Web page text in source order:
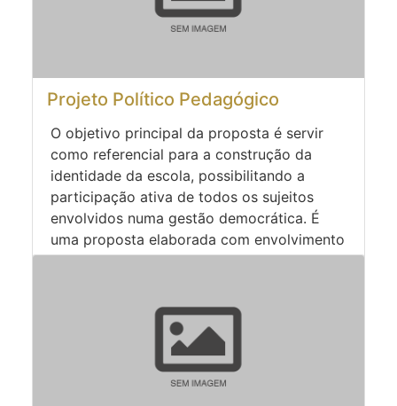
Projeto Político Pedagógico
O objetivo principal da proposta é servir
como referencial para a construção da
identidade da escola, possibilitando a
participação ativa de todos os sujeitos
envolvidos numa gestão democrática. É
uma proposta elaborada com envolvimento
de toda a comunidade escolar, tanto
de trabalho (PPP) foi elaborado levando em
conta a realidade da escola no ano de
2018, baseia-se na política educacional
vigente, preconizada pelo Ministério da